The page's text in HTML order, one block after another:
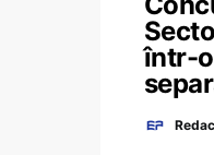
într-